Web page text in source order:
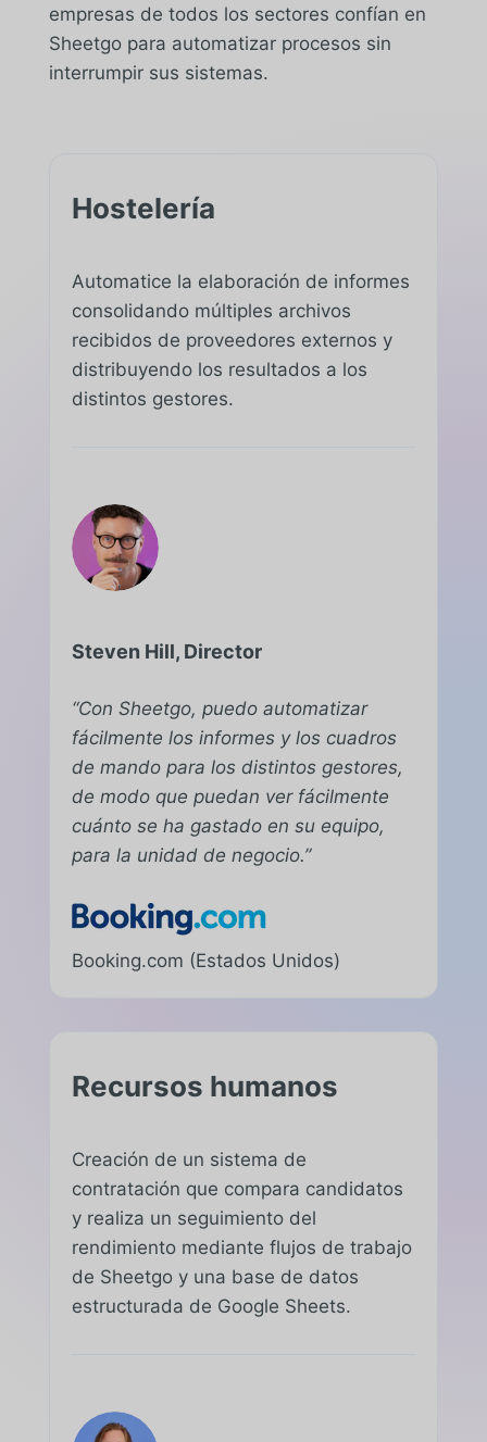
empresas de todos los sectores confían en
Sheetgo para automatizar procesos sin
interrumpir sus sistemas.
Hostelería
Automatice la elaboración de informes
consolidando múltiples archivos
recibidos de proveedores externos y
distribuyendo los resultados a los
distintos gestores.
Steven Hill, Director
“Con Sheetgo, puedo automatizar
fácilmente los informes y los cuadros
de mando para los distintos gestores,
de modo que puedan ver fácilmente
cuánto se ha gastado en su equipo,
para la unidad de negocio.”
Booking.com (Estados Unidos)
Recursos humanos
Creación de un sistema de
contratación que compara candidatos
y realiza un seguimiento del
rendimiento mediante flujos de trabajo
de Sheetgo y una base de datos
estructurada de Google Sheets.